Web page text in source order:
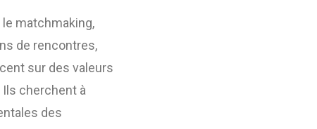
matchmaking,
de rencontres,
sur des valeurs
cherchent à
des